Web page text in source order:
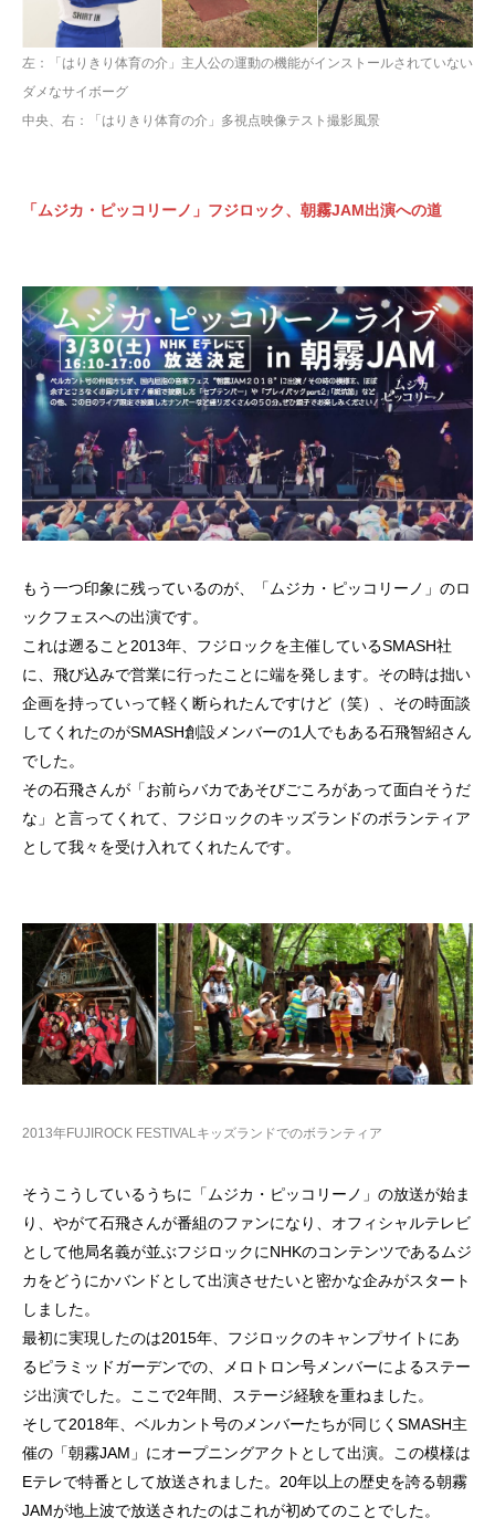
左：「はりきり体育の介」主人公の運動の機能がインストールされていない
ダメなサイボーグ
中央、右：「はりきり体育の介」多視点映像テスト撮影風景
「ムジカ・ピッコリーノ」フジロック、朝霧JAM出演への道
もう一つ印象に残っているのが、「ムジカ・ピッコリーノ」のロ
ックフェスへの出演です。
これは遡ること2013年、フジロックを主催しているSMASH社
に、飛び込みで営業に行ったことに端を発します。その時は拙い
企画を持っていって軽く断られたんですけど（笑）、その時面談
してくれたのがSMASH創設メンバーの1人でもある石飛智紹さん
でした。
その石飛さんが「お前らバカであそびごころがあって面白そうだ
な」と言ってくれて、フジロックのキッズランドのボランティア
として我々を受け入れてくれたんです。
2013年FUJIROCK FESTIVALキッズランドでのボランティア
そうこうしているうちに「ムジカ・ピッコリーノ」の放送が始ま
り、やがて石飛さんが番組のファンになり、オフィシャルテレビ
として他局名義が並ぶフジロックにNHKのコンテンツであるムジ
カをどうにかバンドとして出演させたいと密かな企みがスタート
しました。
最初に実現したのは2015年、フジロックのキャンプサイトにあ
るピラミッドガーデンでの、メロトロン号メンバーによるステー
ジ出演でした。ここで2年間、ステージ経験を重ねました。
そして2018年、ベルカント号のメンバーたちが同じくSMASH主
催の「朝霧JAM」にオープニングアクトとして出演。この模様は
Eテレで特番として放送されました。20年以上の歴史を誇る朝霧
JAMが地上波で放送されたのはこれが初めてのことでした。